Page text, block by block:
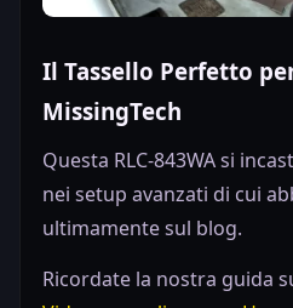
Il Tassello Perfetto
MissingTech
Questa RLC-843WA si
nei setup avanzati di cui
ultimamente sul blog.
Ricordate la nostra guida